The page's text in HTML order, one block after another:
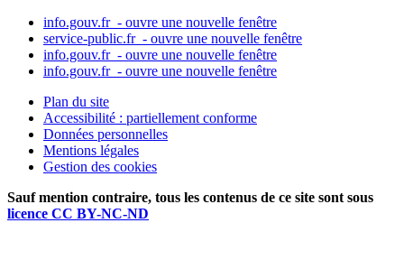
info.gouv.fr - ouvre une nouvelle fenêtre
service-public.fr - ouvre une nouvelle fenêtre
info.gouv.fr - ouvre une nouvelle fenêtre
info.gouv.fr - ouvre une nouvelle fenêtre
Plan du site
Accessibilité : partiellement conforme
Données personnelles
Mentions légales
Gestion des cookies
Sauf mention contraire, tous les contenus de ce site sont sous
licence CC BY-NC-ND